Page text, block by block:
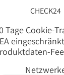
CHECK24
Tage Cookie-